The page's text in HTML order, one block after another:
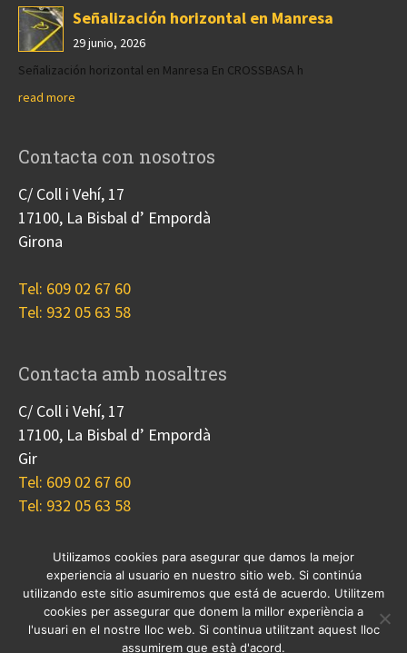
Señalización horizontal en Manresa
29 junio, 2026
Señalización horizontal en Manresa En CROSSBASA h
read more
Contacta con nosotros
C/ Coll i Vehí, 17
17100, La Bisbal d’ Empordà
Girona
Tel: 609 02 67 60
Tel: 932 05 63 58
Contacta amb nosaltres
C/ Coll i Vehí, 17
17100, La Bisbal d’ Empordà
Gir
Tel: 609 02 67 60
Tel: 932 05 63 58
Nosotros Proyectos Blog
Contacto
Cookies
© 2017 Copyright, diseñoGuia33 SL, grupo
Utilizamos cookies para asegurar que damos la mejor
experiencia al usuario en nuestro sitio web. Si continúa
utilizando este sitio asumiremos que está de acuerdo. Utilitzem
cookies per assegurar que donem la millor experiència a
l'usuari en el nostre lloc web. Si continua utilitzant aquest lloc
assumirem que està d'acord.